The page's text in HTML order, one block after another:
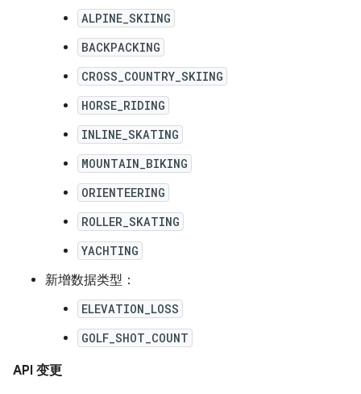
ALPINE_SKIING
BACKPACKING
CROSS_COUNTRY_SKIING
HORSE_RIDING
INLINE_SKATING
MOUNTAIN_BIKING
ORIENTEERING
ROLLER_SKATING
YACHTING
新增数据类型：
ELEVATION_LOSS
GOLF_SHOT_COUNT
API 变更